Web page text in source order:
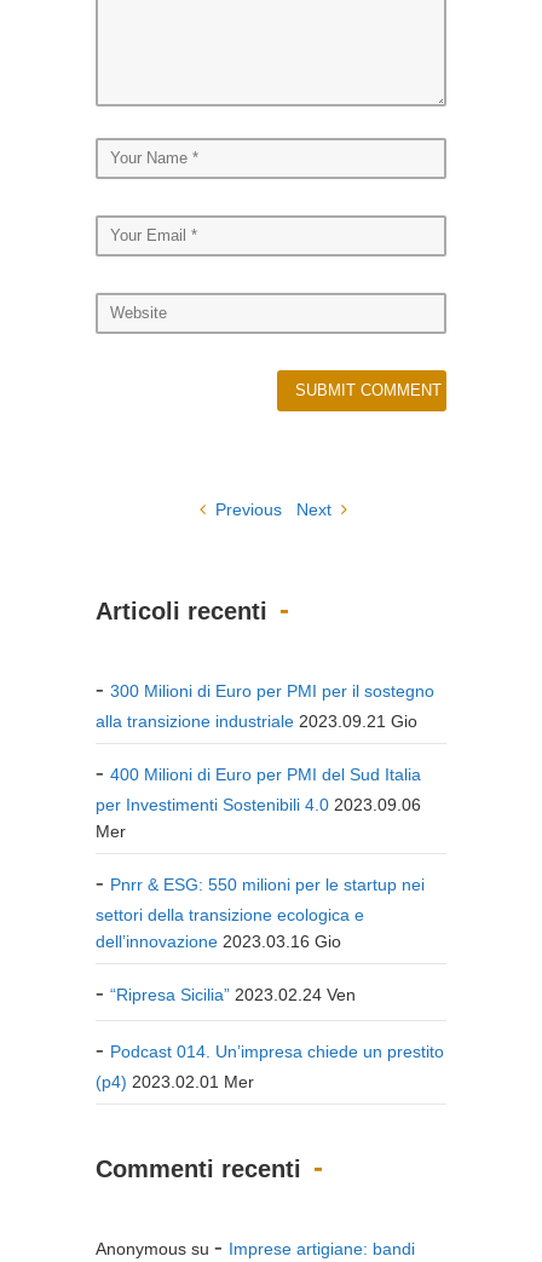
Previous Next
Articoli recenti
300 Milioni di Euro per PMI per il sostegno
alla transizione industriale 2023.09.21 Gio
400 Milioni di Euro per PMI del Sud Italia
per Investimenti Sostenibili 4.0 2023.09.06
Mer
Pnrr & ESG: 550 milioni per le startup nei
settori della transizione ecologica e
dell’innovazione 2023.03.16 Gio
“Ripresa Sicilia” 2023.02.24 Ven
Podcast 014. Un’impresa chiede un prestito
(p4) 2023.02.01 Mer
Commenti recenti
Anonymous su Imprese artigiane: bandi